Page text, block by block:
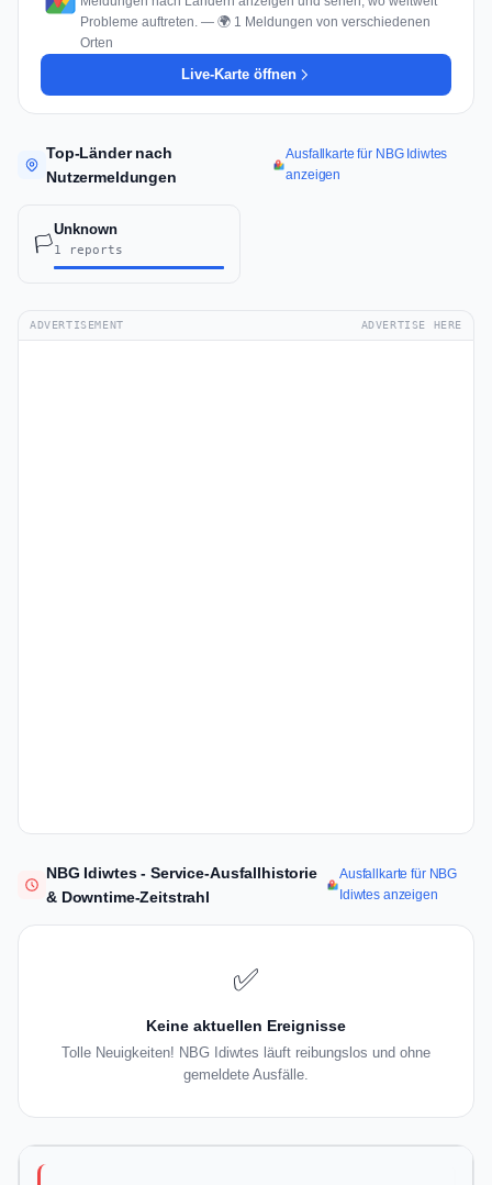
Probleme auftreten. — 🌍 1 Meldungen von verschiedenen
Orten
Live-Karte öffnen
Top-Länder nach
Nutzermeldungen
Ausfallkarte für NBG Idiwtes
anzeigen
🏳️
Unknown
1 reports
ADVERTISEMENT ADVERTISE HERE
NBG Idiwtes - Service-Ausfallhistorie
& Downtime-Zeitstrahl
Ausfallkarte für NBG
Idiwtes anzeigen
✅
Keine aktuellen Ereignisse
Tolle Neuigkeiten! NBG Idiwtes läuft reibungslos und ohne
gemeldete Ausfälle.